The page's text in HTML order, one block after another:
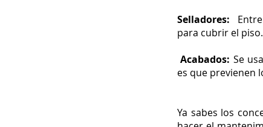
Selladores:
para cubrir el
Acabados: Se
es que previenen
Ya sabes los